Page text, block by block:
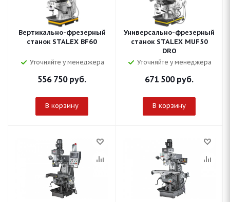
Вертикально-фрезерный
станок STALEX BF60
Уточняйте у менеджера
556 750руб.
В корзину
Универсально-фрезерный
станок STALEX MUF50
DRO
Уточняйте у менеджера
671 500руб.
В корзину